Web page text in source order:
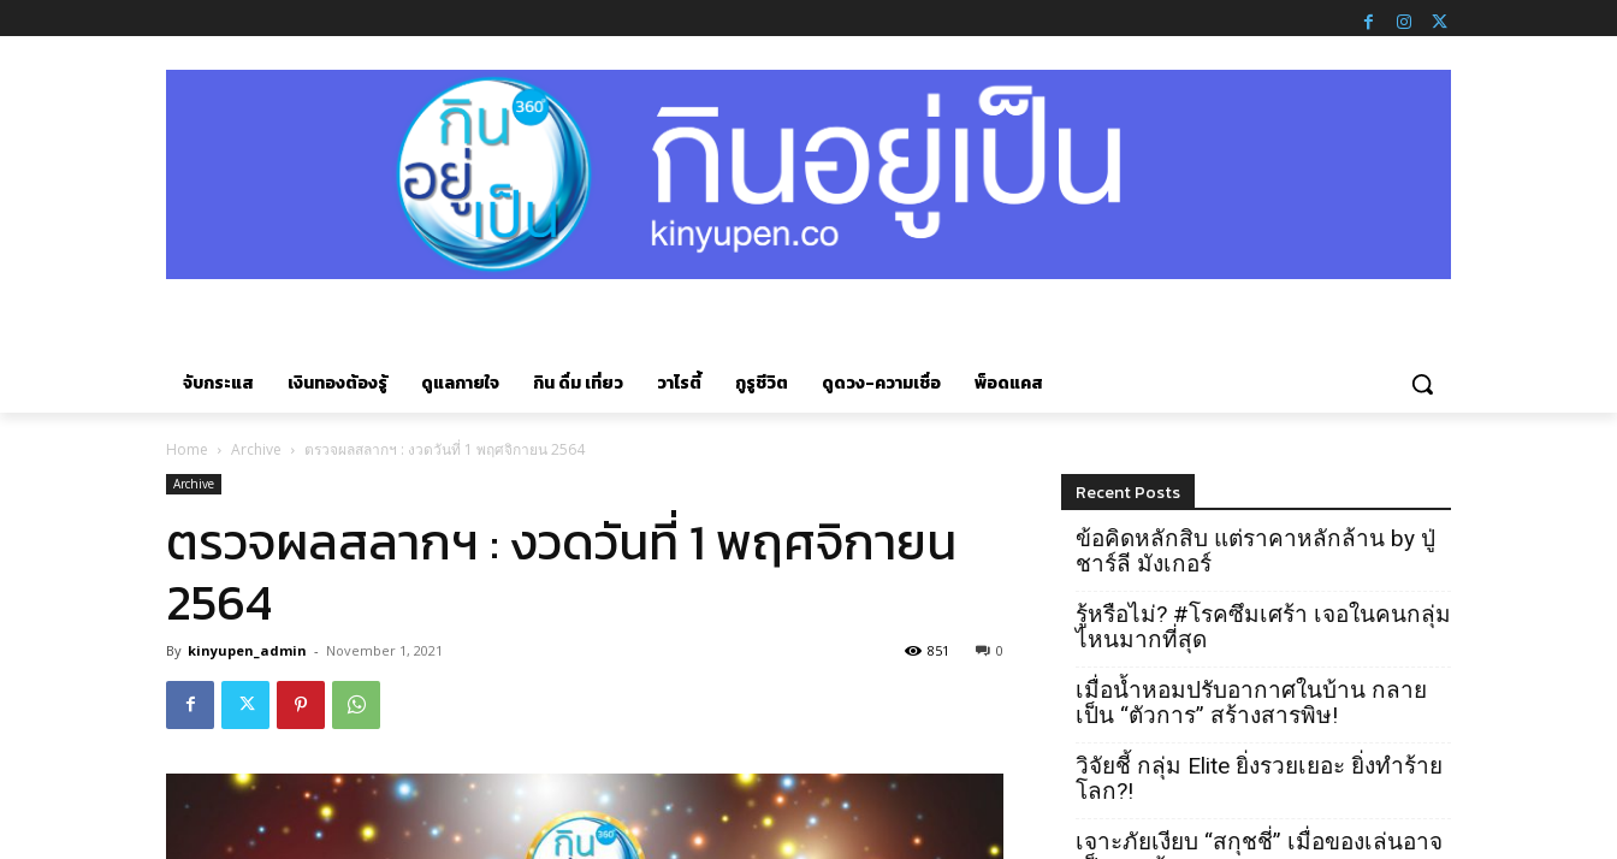
จับกระแส เงินทองต้องรู้ ดูแลกายใจ กิน ดื่ม เที่ยว วาไรตี้ กูรูชีวิต ดูดวง-ความเชื่อ พ็อดแคส
Home Archive ตรวจผลสลากฯ : งวดวันที่ 1 พฤศจิกายน 2564
Archive
ตรวจผลสลากฯ : งวดวันที่ 1 พฤศจิกายน
2564
By kinyupen_admin - November 1, 2021 0
851
Recent Posts
ข้อคิดหลักสิบ แต่ราคาหลักล้าน by ปู่
ชาร์ลี มังเกอร์
รู้หรือไม่? #โรคซึมเศร้า เจอในคนกลุ่ม
ไหนมากที่สุด
เมื่อน้ำหอมปรับอากาศในบ้าน กลาย
เป็น “ตัวการ” สร้างสารพิษ!
วิจัยชี้ กลุ่ม Elite ยิ่งรวยเยอะ ยิ่งทำร้าย
โลก?!
เจาะภัยเงียบ “สกุชชี่” เมื่อของเล่นอาจ